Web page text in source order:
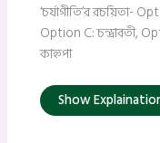
‘চর্যাগীতি’র রচয়িতা-
Option C: চন্দ্রাবতী,
কাহ্নপা
Show